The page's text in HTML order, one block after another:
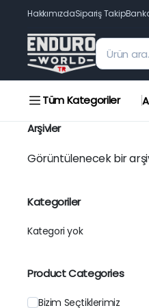
HakkımızdaSipariş Takip
Tüm Kategoriler
Arşivler
Görüntülenecek bir
Kategoriler
Kategori yok
Product Categories
Bizim Seçtiklerimiz